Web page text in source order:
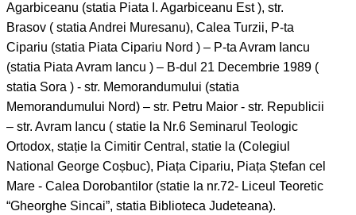
Agarbiceanu (statia Piata I. Agarbiceanu Est ), str.
Brasov ( statia Andrei Muresanu), Calea Turzii, P-ta
Cipariu (statia Piata Cipariu Nord ) – P-ta Avram Iancu
(statia Piata Avram Iancu ) – B-dul 21 Decembrie 1989 (
statia Sora ) - str. Memorandumului (statia
Memorandumului Nord) – str. Petru Maior - str. Republicii
– str. Avram Iancu ( statie la Nr.6 Seminarul Teologic
Ortodox, stație la Cimitir Central, statie la (Colegiul
National George Coșbuc), Piața Cipariu, Piața Ștefan cel
Mare - Calea Dorobantilor (statie la nr.72- Liceul Teoretic
“Gheorghe Sincai”, statia Biblioteca Judeteana).